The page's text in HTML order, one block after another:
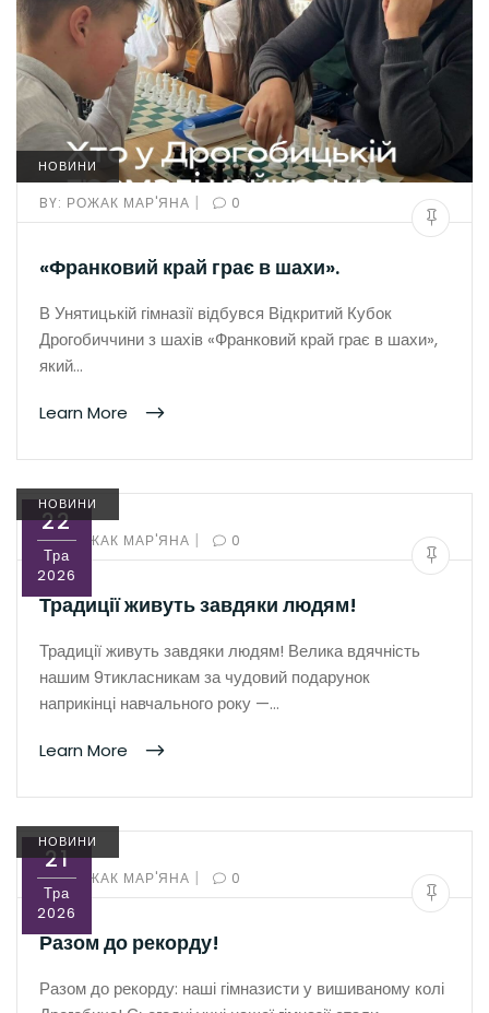
НОВИНИ
BY: РОЖАК МАР'ЯНА | 0
«Франковий край грає в шахи».
В Унятицькій гімназії відбувся Відкритий Кубок
Дрогобиччини з шахів «Франковий край грає в шахи»,
який…
Learn More
22
Тра
2026
НОВИНИ
BY:РОЖАК МАР'ЯНА | 0
Традиції живуть завдяки людям!
Традиції живуть завдяки людям! Велика вдячність
нашим 9тикласникам за чудовий подарунок
наприкінці навчального року —…
Learn More
21
Тра
2026
НОВИНИ
BY:РОЖАК МАР'ЯНА | 0
Разом до рекорду!
Разом до рекорду: наші гімназисти у вишиваному колі